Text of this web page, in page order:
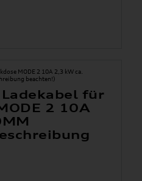
für
2 10A